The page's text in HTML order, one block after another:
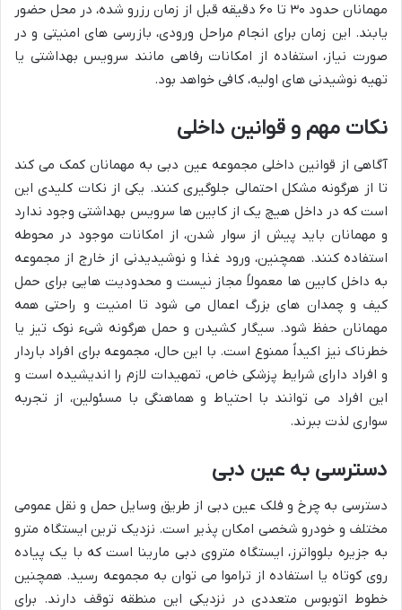
مهمانان حدود ۳۰ تا ۶۰ دقیقه قبل از زمان رزرو شده، در محل حضور
یابند. این زمان برای انجام مراحل ورودی، بازرسی های امنیتی و در
صورت نیاز، استفاده از امکانات رفاهی مانند سرویس بهداشتی یا
تهیه نوشیدنی های اولیه، کافی خواهد بود.
نکات مهم و قوانین داخلی
آگاهی از قوانین داخلی مجموعه عین دبی به مهمانان کمک می کند
تا از هرگونه مشکل احتمالی جلوگیری کنند. یکی از نکات کلیدی این
است که در داخل هیچ یک از کابین ها سرویس بهداشتی وجود ندارد
و مهمانان باید پیش از سوار شدن، از امکانات موجود در محوطه
استفاده کنند. همچنین، ورود غذا و نوشیدیدنی از خارج از مجموعه
به داخل کابین ها معمولاً مجاز نیست و محدودیت هایی برای حمل
کیف و چمدان های بزرگ اعمال می شود تا امنیت و راحتی همه
مهمانان حفظ شود. سیگار کشیدن و حمل هرگونه شیء نوک تیز یا
خطرناک نیز اکیداً ممنوع است. با این حال، مجموعه برای افراد باردار
و افراد دارای شرایط پزشکی خاص، تمهیدات لازم را اندیشیده است و
این افراد می توانند با احتیاط و هماهنگی با مسئولین، از تجربه
سواری لذت ببرند.
دسترسی به عین دبی
دسترسی به چرخ و فلک عین دبی از طریق وسایل حمل و نقل عمومی
مختلف و خودرو شخصی امکان پذیر است. نزدیک ترین ایستگاه مترو
به جزیره بلوواترز، ایستگاه متروی دبی مارینا است که با یک پیاده
روی کوتاه یا استفاده از تراموا می توان به مجموعه رسید. همچنین
خطوط اتوبوس متعددی در نزدیکی این منطقه توقف دارند. برای